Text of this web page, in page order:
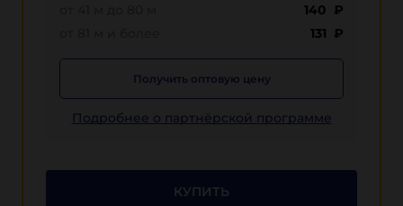
140 ₽
131 ₽
Получить оптовую цену
Подробнее о партнёрской программе
КУПИТЬ